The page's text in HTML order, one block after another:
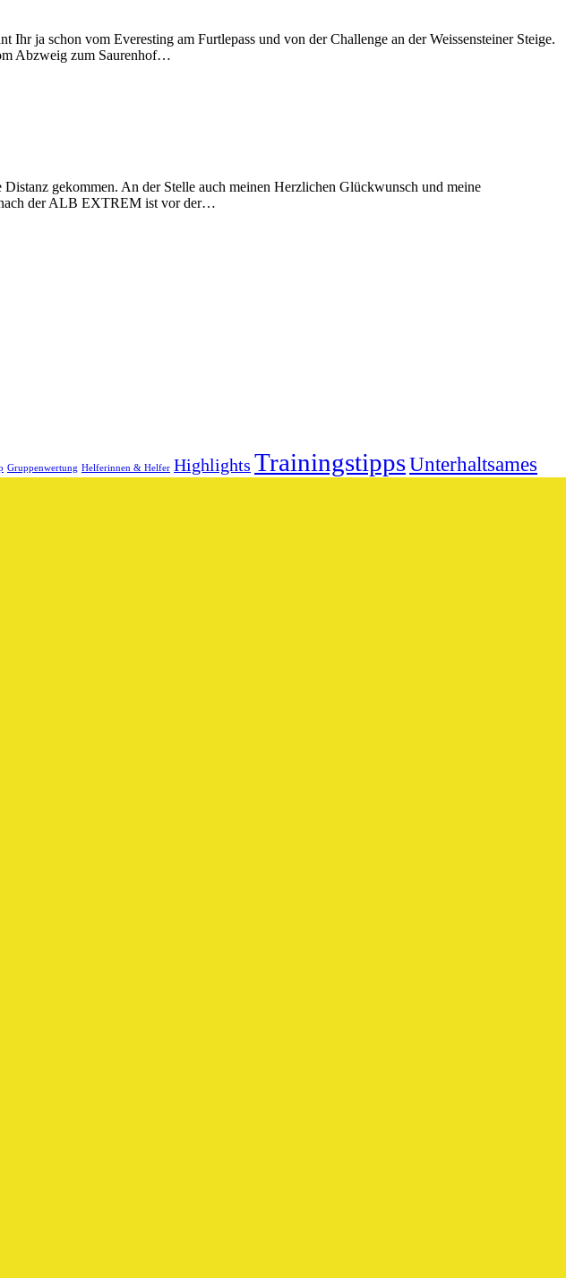
ja schon vom Everesting am Furtlepass und von der Challenge an der Weissensteiner Steige.
Abzweig zum Saurenhof…
gekommen. An der Stelle auch meinen Herzlichen Glückwunsch und meine
der ALB EXTREM ist vor der…
Gruppenwertung Helferinnen & Helfer Highlights TrainingstippsUnterhaltsames